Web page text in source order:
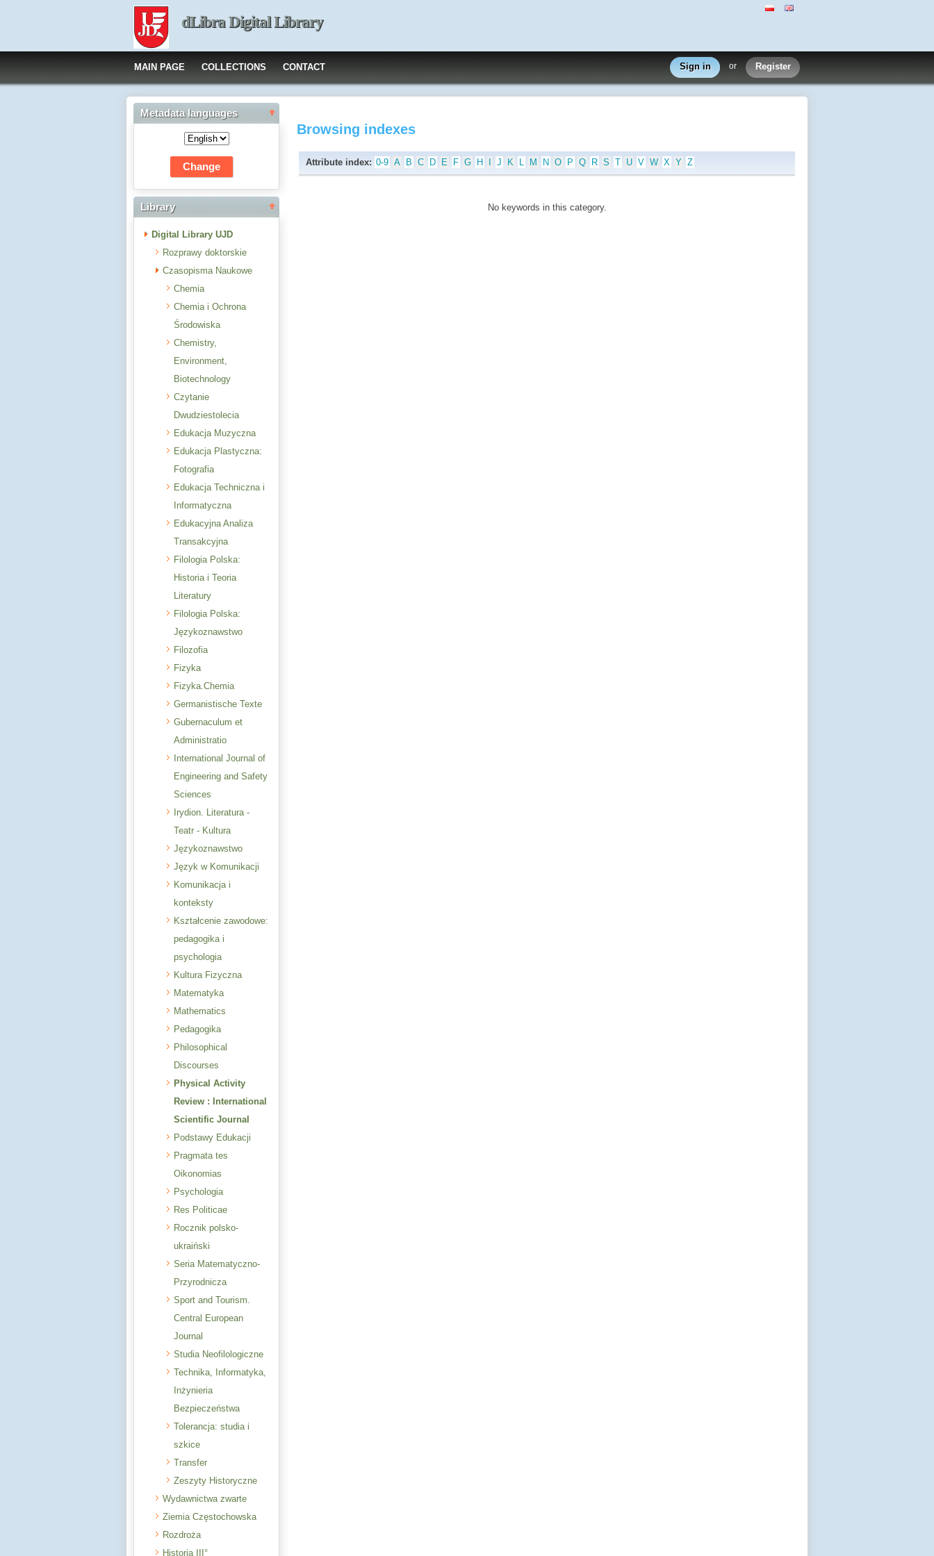
dLibra Digital Library
MAIN PAGE COLLECTIONS CONTACT Sign in or Register
Metadata languages
Library
Digital Library UJD
Rozprawy doktorskie
Czasopisma Naukowe
Chemia
Chemia i Ochrona
Środowiska
Chemistry,
Environment,
Biotechnology
Czytanie
Dwudziestolecia
Edukacja Muzyczna
Edukacja Plastyczna:
Fotografia
Edukacja Techniczna i
Informatyczna
Edukacyjna Analiza
Transakcyjna
Filologia Polska:
Historia i Teoria
Literatury
Filologia Polska:
Językoznawstwo
Filozofia
Fizyka
Fizyka.Chemia
Germanistische Texte
Gubernaculum et
Administratio
International Journal of
Engineering and Safety
Sciences
Irydion. Literatura -
Teatr - Kultura
Językoznawstwo
Język w Komunikacji
Komunikacja i
konteksty
Kształcenie zawodowe:
pedagogika i
psychologia
Kultura Fizyczna
Matematyka
Mathematics
Pedagogika
Philosophical
Discourses
Physical Activity
Review : International
Scientific Journal
Podstawy Edukacji
Pragmata tes
Oikonomias
Psychologia
Res Politicae
Rocznik polsko-
ukraiński
Seria Matematyczno-
Przyrodnicza
Sport and Tourism.
Central European
Journal
Studia Neofilologiczne
Technika, Informatyka,
Inżynieria
Bezpieczeństwa
Tolerancja: studia i
szkice
Transfer
Zeszyty Historyczne
Wydawnictwa zwarte
Ziemia Częstochowska
Rozdroża
Historia III°
Browsing indexes
Attribute index: 0-9 A B C D E F G H J K L M N O P Q R S T U V W X Y Z
No keywords in this category.